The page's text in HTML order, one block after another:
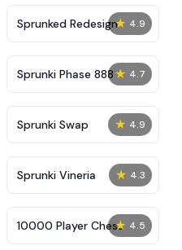
★ 4.9
Sprunked Redesign
★ 4.7
Sprunki Phase 888
★ 4.9
Sprunki Swap
★ 4.3
Sprunki Vineria
★ 4.5
10000 Player Chess